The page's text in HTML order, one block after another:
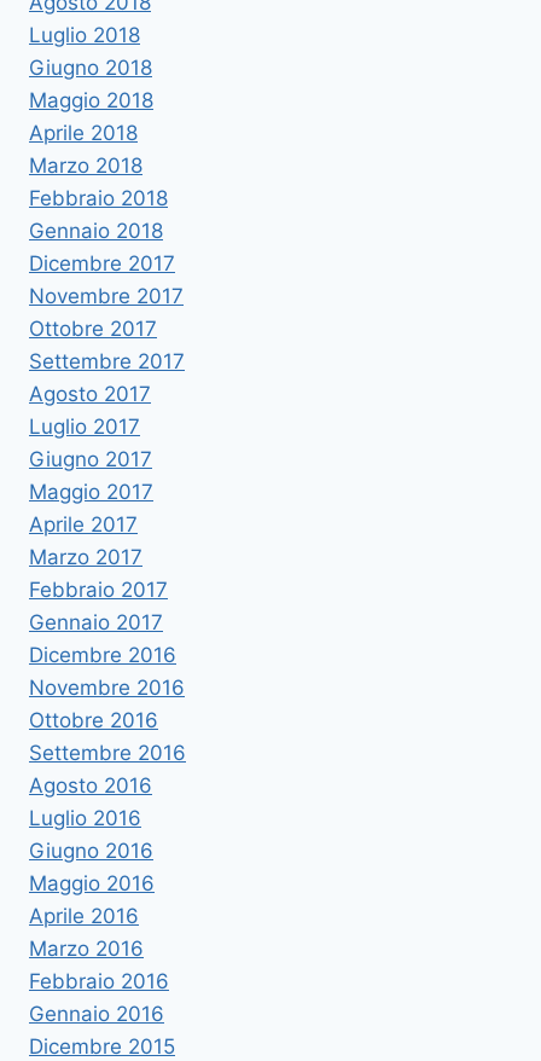
Luglio 2018
Giugno 2018
Maggio 2018
Aprile 2018
Marzo 2018
Febbraio 2018
Gennaio 2018
Dicembre 2017
Novembre 2017
Ottobre 2017
Settembre 2017
Agosto 2017
Luglio 2017
Giugno 2017
Maggio 2017
Aprile 2017
Marzo 2017
Febbraio 2017
Gennaio 2017
Dicembre 2016
Novembre 2016
Ottobre 2016
Settembre 2016
Agosto 2016
Luglio 2016
Giugno 2016
Maggio 2016
Aprile 2016
Marzo 2016
Febbraio 2016
Gennaio 2016
Dicembre 2015